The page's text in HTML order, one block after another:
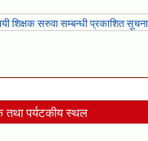
शिक्षक सरुवा सम्बन्धी प्रकाशित सूचना
तथा पर्यटकीय स्थल